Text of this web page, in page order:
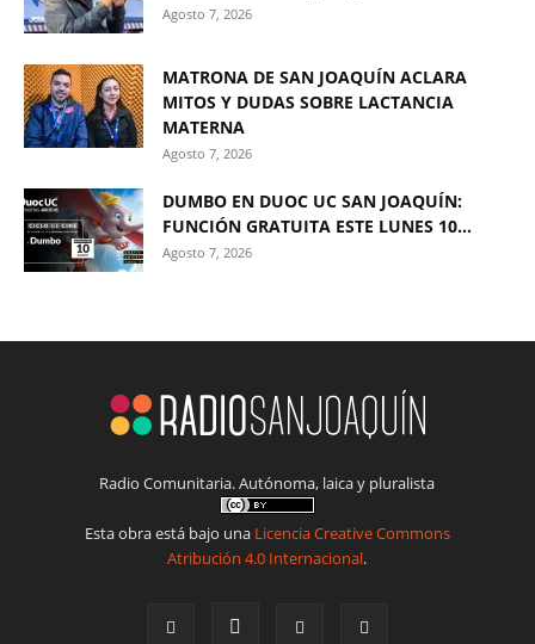
Agosto 7, 2026
MATRONA DE SAN JOAQUÍN ACLARA
MITOS Y DUDAS SOBRE LACTANCIA
MATERNA
Agosto 7, 2026
DUMBO EN DUOC UC SAN JOAQUÍN:
FUNCIÓN GRATUITA ESTE LUNES 10...
Agosto 7, 2026
Radio Comunitaria. Autónoma, laica y pluralista
Esta obra está bajo una Licencia Creative Commons
Atribución 4.0 Internacional.